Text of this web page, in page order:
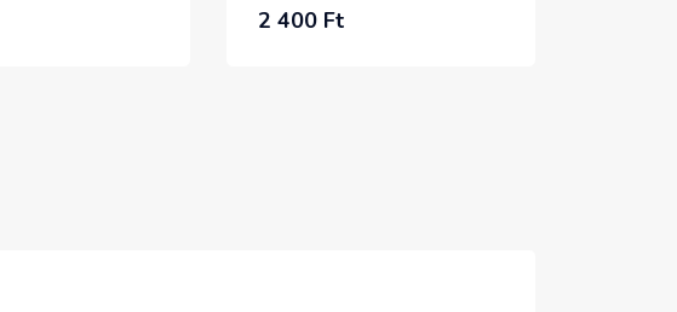
2 400 Ft